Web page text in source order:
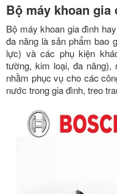
Bộ máy khoan gia
Bộ máy khoan gia đình
đa năng là sản phẩm bao
lực) và các phụ kiện
tường, kim loại, đa
nhằm phục vụ cho các
nước trong gia đình, treo